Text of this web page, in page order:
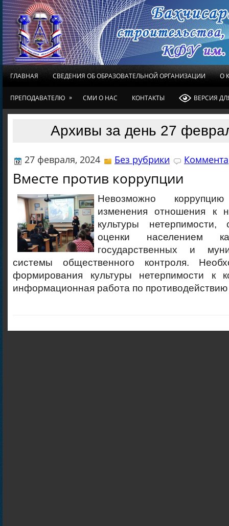
ГЛАВНАЯ СВЕДЕНИЯ ОБ ОБРАЗОВАТЕЛЬНОЙ ОРГАНИЗАЦИИ О
ПРЕПОДАВАТЕЛЮ » СМИ О НАС КОНТАКТЫ ВЕРСИЯ
Архивы за день 27
27 февраля, 2024 Без рубрики
Вместе против коррупции
Невозможно
изменения отношения к
культуры нетерпимости,
оценки населением
государственных и
системы общественного контроля.
формирования культуры нетерпимости к
информационная работа по противодействию